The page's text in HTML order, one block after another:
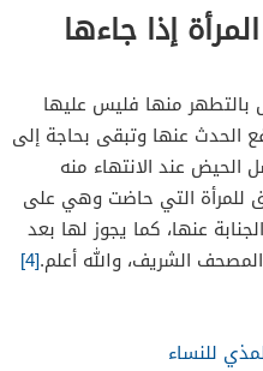
إذا جاءها
بالتطهر منها فليس عليها
الحدث عنها وتبقى بحاجة إلى
عند الانتهاء منه
للمرأة التي حاضت وهي على
عنها، كما يجوز لها بعد
الشريف، والله أعلم.[4]
للنساء